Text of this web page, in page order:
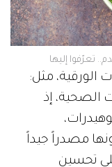
الورقية، مثل:
الصحية، إذ
مصدراً جيداً
تحسين